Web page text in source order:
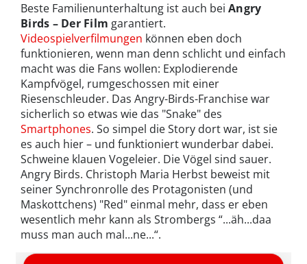
Beste Familienunterhaltung ist auch bei Angry
Birds – Der Filmgarantiert.
Videospielverfilmungen können eben doch
funktionieren, wenn man denn schlicht und einfach
macht was die Fans wollen: Explodierende
Kampfvögel, rumgeschossen mit einer
Riesenschleuder. Das Angry-Birds-Franchise war
sicherlich so etwas wie das "Snake" des
Smartphones. So simpel die Story dort war, ist sie
es auch hier – und funktioniert wunderbar dabei.
Schweine klauen Vogeleier. Die Vögel sind sauer.
Angry Birds. Christoph Maria Herbst beweist mit
seiner Synchronrolle des Protagonisten (und
Maskottchens) "Red" einmal mehr, dass er eben
wesentlich mehr kann als Strombergs “...äh...daa
muss man auch mal...ne...“.